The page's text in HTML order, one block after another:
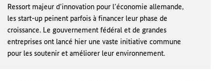
Ressort majeur d’innovation pour l’économie allemande,
les start-up peinent parfois à financer leur phase de
croissance. Le gouvernement fédéral et de grandes
entreprises ont lancé hier une vaste initiative commune
pour les soutenir et améliorer leur environnement.